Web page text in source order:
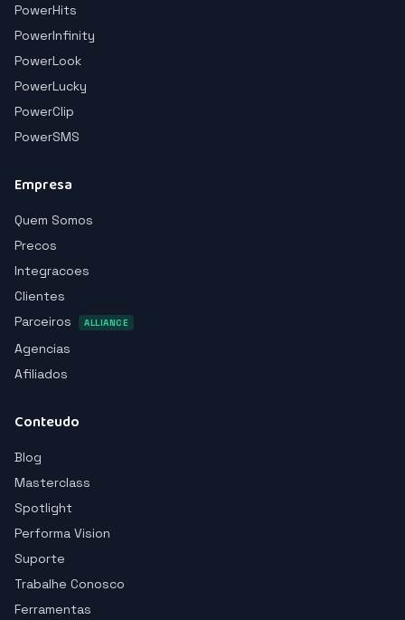
PowerHits
PowerInfinity
PowerLook
PowerLucky
PowerClip
PowerSMS
Empresa
Quem Somos
Precos
Integracoes
Clientes
Parceiros
ALLIANCE
Agencias
Afiliados
Conteudo
Blog
Masterclass
Spotlight
Performa Vision
Suporte
Trabalhe Conosco
Ferramentas